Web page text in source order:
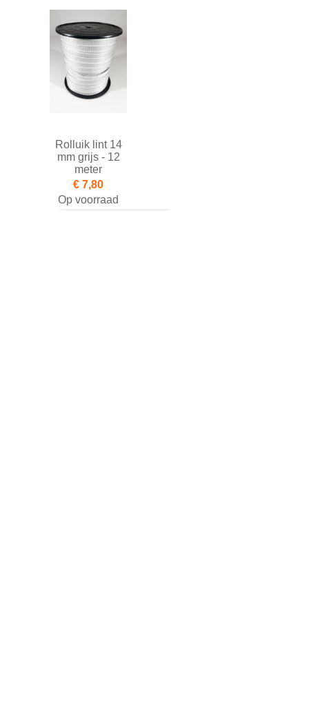
Rolluik lint 14
mm grijs - 12
meter
€ 7,80
Op voorraad